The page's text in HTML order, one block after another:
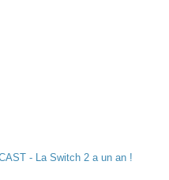
- La Switch 2 a un an !